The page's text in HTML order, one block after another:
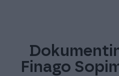
Finago